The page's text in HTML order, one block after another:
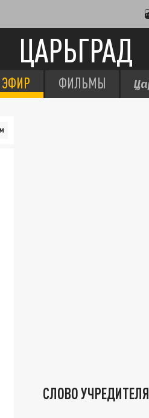
ЦАРЬГРАД
ЭФИР ФИЛЬМЫ
СЛОВО УЧРЕДИТЕЛЯ